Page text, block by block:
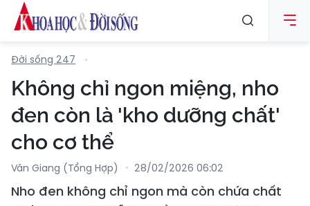
Đời sống 247
Không chỉ ngon miệng, nho
đen còn là 'kho dưỡng chất'
cho cơ thể
Vân Giang (Tổng Hợp) 28/02/2026 06:02
Nho đen không chỉ ngon mà còn chứa chất